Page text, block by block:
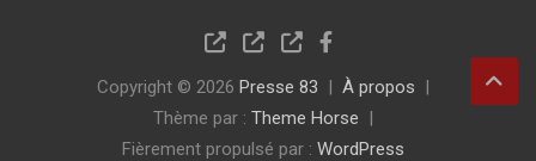
Copyright © 2026 Presse 83
À propos
Thème par : Theme Horse
Fièrement propulsé par : WordPress